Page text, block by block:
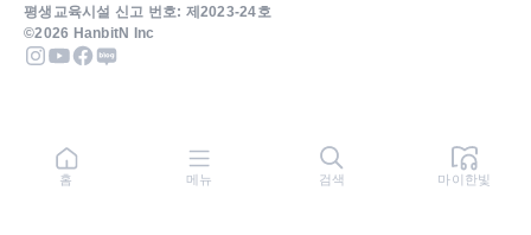
홈 메뉴 검색 마이한빛
평생교육시설 신고 번호: 제2023-24호
©2026 HanbitN Inc